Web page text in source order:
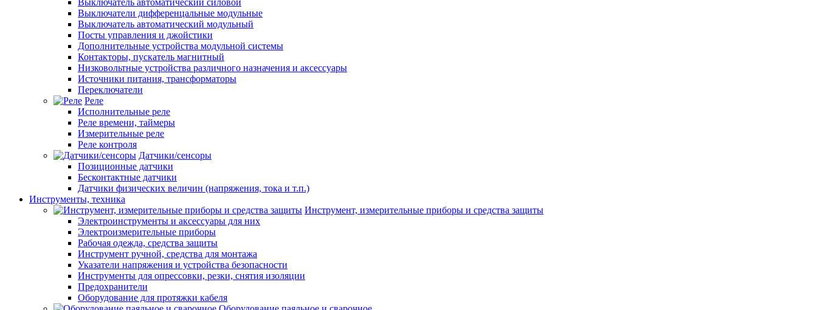
Выключатель автоматический силовой
Выключатели дифференцальные модульные
Выключатель автоматический модульный
Посты управления и джойстики
Дополнительные устройства модульной системы
Контакторы, пускатель магнитный
Низковольтные устройства различного назначения и аксессуары
Источники питания, трансформаторы
Переключатели
Реле
Исполнительные реле
Реле времени, таймеры
Измерительные реле
Реле контроля
Датчики/сенсоры
Позиционные датчики
Бесконтактные датчики
Датчики физических величин (напряжения, тока и т.п.)
Инструменты, техника
Инструмент, измерительные приборы и средства защиты
Электроинструменты и аксессуары для них
Электроизмерительные приборы
Рабочая одежда, средства защиты
Инструмент ручной, средства для монтажа
Указатели напряжения и устройства безопасности
Инструменты для опрессовки, резки, снятия изоляции
Предохранители
Оборудование для протяжки кабеля